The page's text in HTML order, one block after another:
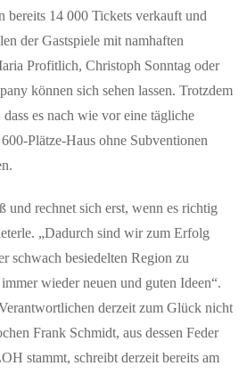
14 000 Tickets verkauft und
der Gastspiele mit namhaften
Profitlich, Christoph Sonntag oder
können sich sehen lassen. Trotzdem
es nach wie vor eine tägliche
Plätze-Haus ohne Subventionen
und rechnet sich erst, wenn es richtig
„Dadurch sind wir zum Erfolg
schwach besiedelten Region zu
wieder neuen und guten Ideen“.
derzeit zum Glück nicht
Frank Schmidt, aus dessen Feder
stammt, schreibt derzeit bereits am